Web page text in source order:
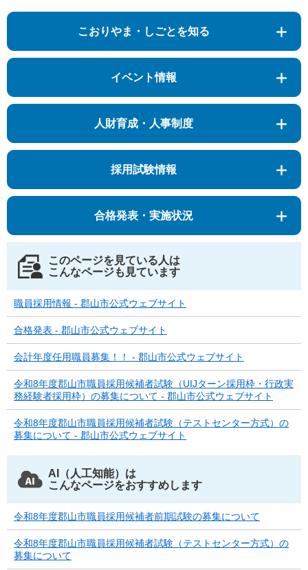
こおりやま・しごとを知る
イベント情報
人財育成・人事制度
採用試験情報
合格発表・実施状況
このページを見ている人は
こんなページも見ています
職員採用情報 - 郡山市公式ウェブサイト
合格発表 - 郡山市公式ウェブサイト
会計年度任用職員募集！！ - 郡山市公式ウェブサイト
令和8年度郡山市職員採用候補者試験（UIJターン採用枠・行政実
務経験者採用枠）の募集について - 郡山市公式ウェブサイト
令和8年度郡山市職員採用候補者試験（テストセンター方式）の
募集について - 郡山市公式ウェブサイト
AI（人工知能）は
こんなページをおすすめします
令和8年度郡山市職員採用候補者前期試験の募集について
令和8年度郡山市職員採用候補者試験（テストセンター方式）の
募集について